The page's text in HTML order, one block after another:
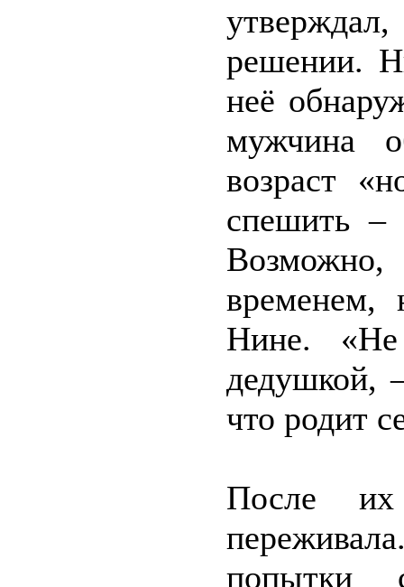
решении.
неё
мужчина
возраст
спешить –
временем,
Нине.
дедушкой,
что родит
После их
попытки